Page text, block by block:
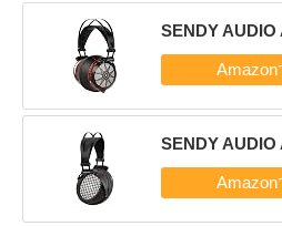
SENDY
SENDY AUDIO